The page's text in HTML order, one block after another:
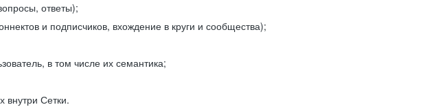
ответы);
и подписчиков, вхождение в круги и сообщества);
в том числе их семантика;
внутри Сетки.